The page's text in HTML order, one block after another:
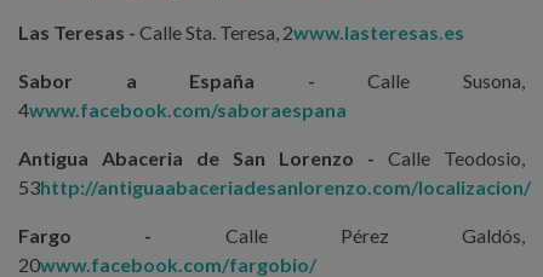
Las Teresas - Calle Sta. Teresa, 2www.lasteresas.es
Sabor a España -Calle Susona,
4www.facebook.com/saboraespana
Antigua Abaceria de San Lorenzo - Calle Teodosio,
53http://antiguaabaceriadesanlorenzo.com/localizacion/
Fargo - Calle Pérez Galdós,
20www.facebook.com/fargobio/